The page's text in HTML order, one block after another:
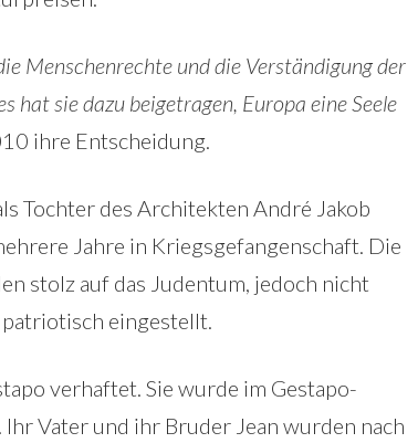
Menschenrechte und die Verständigung der
hat sie dazu beigetragen, Europa eine Seele
ihre Entscheidung.
Tochter des Architekten André Jakob
Jahre in Kriegsgefangenschaft. Die
stolz auf das Judentum, jedoch nicht
eingestellt.
verhaftet. Sie wurde im Gestapo-
Vater und ihr Bruder Jean wurden nach